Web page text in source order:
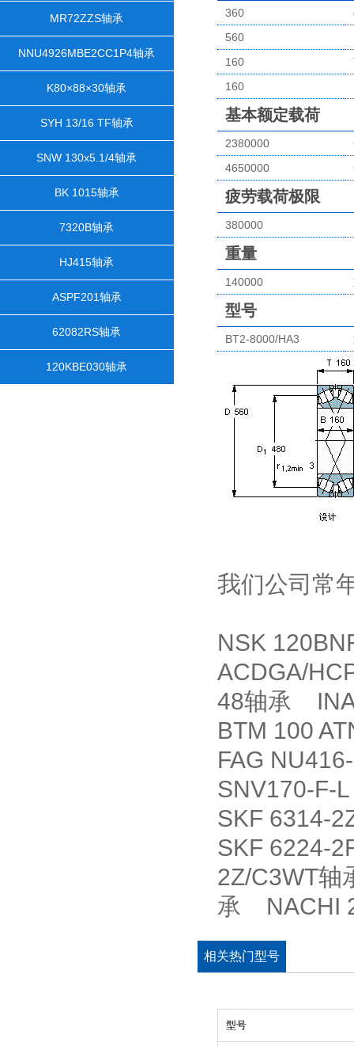
MR72ZZS轴承
NNU4926MBE2CC1P4轴承
K80×88×30轴承
SYH 13/16 TF轴承
SNW 130x5.1/4轴承
BK 1015轴承
7320B轴承
HJ415轴承
ASPF201轴承
62082RS轴承
120KBE030轴承
360
560
160
160
基本额定载荷
2380000
4650000
疲劳载荷极限
380000
重量
140000
型号
BT2-8000/HA3
我们公司常
NSK
ACDGA/
48轴承
BTM 100
FAG
SNV170-F-
SKF 6314-
SKF 6224-
2Z/C3WT
承 NACHI
相关热门型号
型号